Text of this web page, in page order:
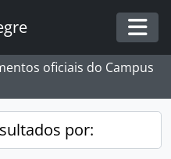
oficiais do Campus
por: